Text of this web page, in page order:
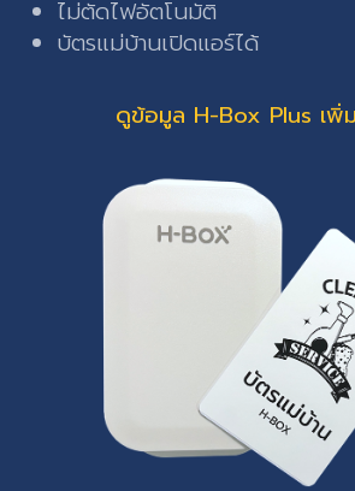
ไม่ตัดไฟอัตโนมัติ
บัตรแม่บ้านเปิดแอร์ได้
ดูข้อมูล H-Box Plus เพิ่